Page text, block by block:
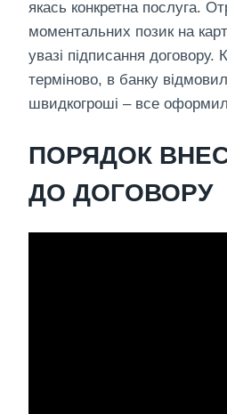
якась конкретна послуга.
моментальних позик на
увазі підписання
терміново, в банку
швидкогроші – все
ПОРЯДОК
ДО ДОГОВОРУ